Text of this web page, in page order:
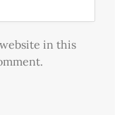
in this